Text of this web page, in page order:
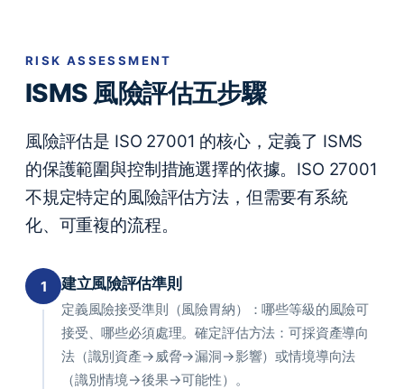
RISK ASSESSMENT
ISMS 風險評估五步驟
風險評估是 ISO 27001 的核心，定義了 ISMS
的保護範圍與控制措施選擇的依據。ISO 27001
不規定特定的風險評估方法，但需要有系統
化、可重複的流程。
1 建立風險評估準則
定義風險接受準則（風險胃納）：哪些等級的風險可
接受、哪些必須處理。確定評估方法：可採資產導向
法（識別資產→威脅→漏洞→影響）或情境導向法
（識別情境→後果→可能性）。